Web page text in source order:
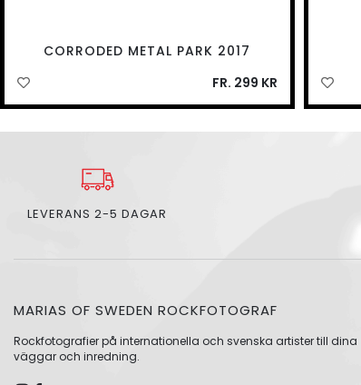
CORRODED METAL PARK 2017
FR. 299 KR
LEVERANS 2-5 DAGAR
MARIAS OF SWEDEN ROCKFOTOGRAF
Rockfotografier på internationella och svenska artister till dina
väggar och inredning.